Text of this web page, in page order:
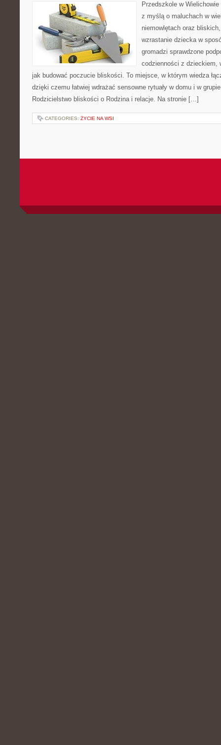
Przedszkole w
z myślą o maluchach w
niemowlętach oraz
wzrastanie dziecka w
gromadzi sprawdzone
codzienności z dzieckiem,
jak budować poczucie bliskości. To miejsce, w którym wiedza
dzięki czemu łatwiej wdrażać sensowne rytuały w domu i w
Rodzicielstwo bliskości o Rodzina i relacje. Na stronie […]
CATEGORIES: ŻYCIE NA WSI